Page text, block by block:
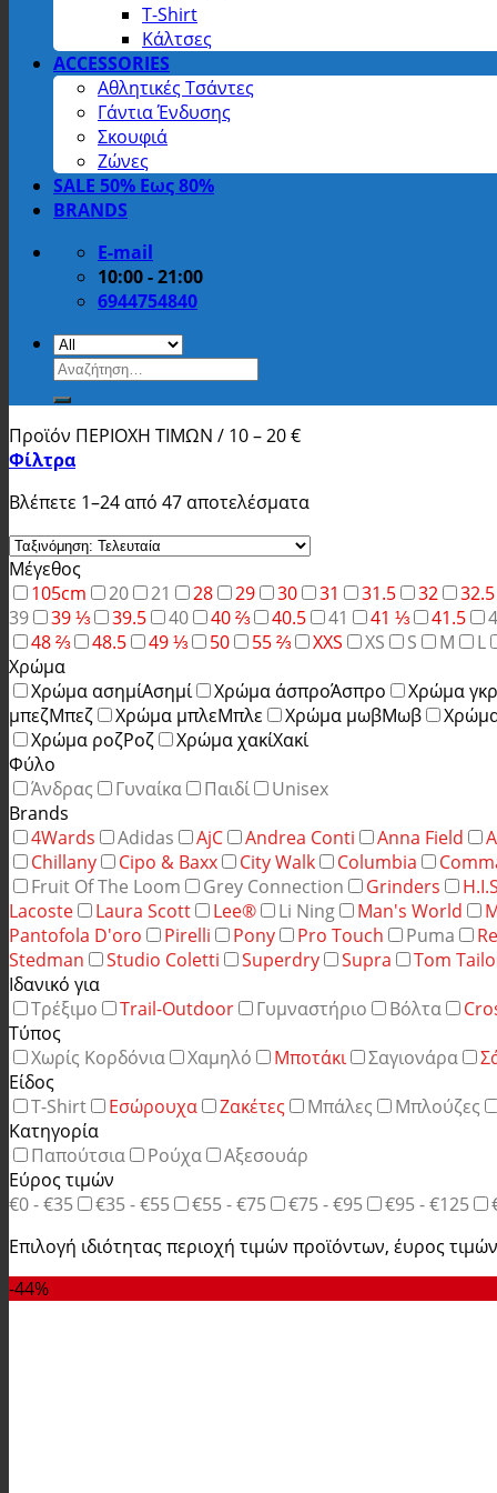
T-Shirt
Κάλτσες
ACCESSORIES
Αθλητικές Τσάντες
Γάντια Ένδυσης
Σκουφιά
Ζώνες
SALE 50% Εως 80%
BRANDS
E-mail
10:00 - 21:00
6944754840
Αναζήτηση
για:
Προϊόν ΠΕΡΙΟΧΗ ΤΙΜΩΝ / 10 – 20 €
Φίλτρα
Βλέπετε 1–24 από 47 αποτελέσματα
Μέγεθος
105cm
20 21 28 29 30 31 31.5 32 32.5
39
39 ⅓ 39.5 40 40 ⅔ 40.5 41 41 ⅓ 41.5
48 ⅔
48.5 49 ⅓ 50 55 ⅔ XXS XS S M L
Χρώμα
Χρώμα ασημίΑσημί Χρώμα άσπροΆσπρο Χρώμα
μπεζΜπεζ Χρώμα μπλεΜπλε Χρώμα μωβΜωβ
Χρώμα ροζΡοζ Χρώμα χακίΧακί
Φύλο
Άνδρας
Γυναίκα Παιδί
Unisex
Brands
4Wards
Adidas AjC Andrea Conti Anna Field
Chillany
Cipo & Baxx City Walk Columbia
Fruit Of The Loom
Grey Connection Grinders H.I.S
Lacoste
Laura Scott Lee® Li Ning Man's World
Pantofola D'oro
Pirelli Pony Pro Touch Puma
Stedman
Studio Coletti Superdry Supra Tom
Ιδανικό για
Τρέξιμο
Trail-Outdoor Γυμναστήριο Βόλτα
Τύπος
Χωρίς Κορδόνια
Χαμηλό Μποτάκι Σαγιονάρα
Είδος
T-Shirt
Εσώρουχα Ζακέτες Μπάλες Μπλούζες
Κατηγορία
Παπούτσια
Ρούχα
Αξεσουάρ
Εύρος τιμών
€0 - €35
€35 - €55 €55 - €75 €75 - €95 €95 - €125
Επιλογή ιδιότητας περιοχή τιμών προϊόντων, έυρος
-44%